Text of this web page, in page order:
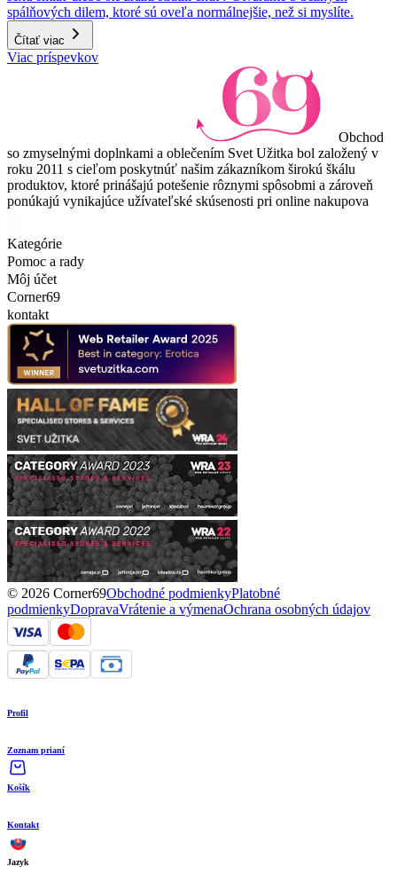
spálňových dilem, ktoré sú oveľa normálnejšie, než si myslíte.
Čítať viac
Viac príspevkov
Obchod
so zmyselnými doplnkami a oblečením Svet Užitka bol založený v
roku 2011 s cieľom poskytnúť našim zákazníkom širokú škálu
produktov, ktoré prinášajú potešenie rôznymi spôsobmi a zároveň
ponúkajú vynikajúce užívateľské skúsenosti pri online nakupova
Kategórie
Pomoc a rady
Môj účet
Corner69
kontakt
© 2026 Corner69Obchodné podmienkyPlatobné
podmienkyDopravaVrátenie a výmenaOchrana osobných údajov
Profil
Zoznam prianí
Košík
Kontakt
Jazyk